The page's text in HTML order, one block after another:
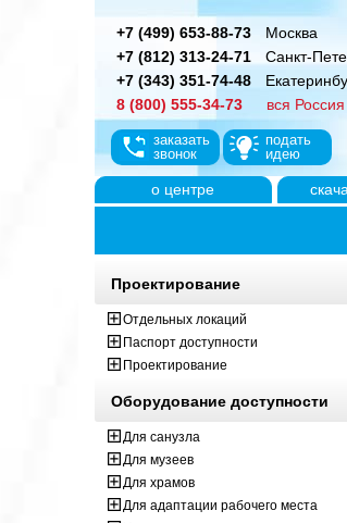
+7 (499) 653-88-73
Москва
+7 (812) 313-24-71
Санкт-
+7 (343) 351-74-48
8 (800) 555-34-73
вся Россия
заказать
звонок
подать
идею
о центре
Проектирование
Отдельных локаций
Паспорт доступности
Проектирование
Оборудование доступности
Для санузла
Для музеев
Для храмов
Для адаптации рабочего места